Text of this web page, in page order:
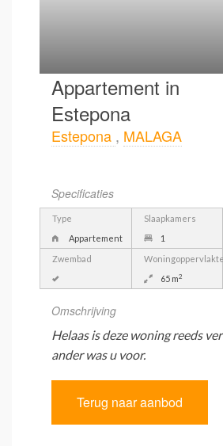
Appartement in
Estepona
Estepona , MALAGA
Specificaties
Type
Appartement
Slaapkamers
1
Zwembad
Woningoppervlakte
65 m2
Omschrijving
Helaas is deze woning reeds
ander was u voor.
Terug naar aanbod